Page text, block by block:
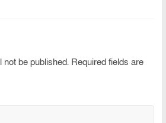
be published. Required fields are